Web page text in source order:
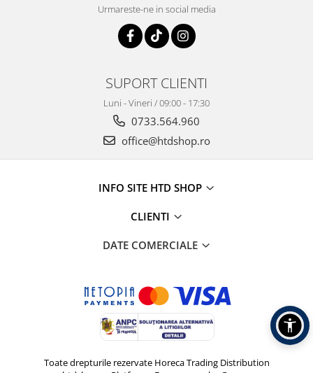
Urmareste-ne in social media
SUPORT CLIENTI
Luni - Vineri / 09:00 - 17:30
0733.564.960
office@htdshop.ro
INFO SITE HTD SHOP
CLIENTI
DATE COMERCIALE
Toate drepturile rezervate Horeca Trading Distribution